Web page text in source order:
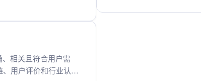
稳定性选择合作伙
相关且符合用户需
用户评价和行业认证